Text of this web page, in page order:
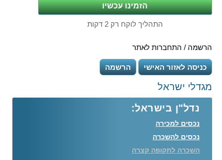
התהליך לוקח רק 2 דקות
הרשמה / התחברות לאתר
כניסה לאזור האישי הרשמה
מגדלי ישראל
נדל"ן בישראל:
נכסים למכירה
נכסים להשכרה
השכרה לתקופה קצרה